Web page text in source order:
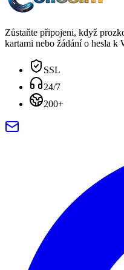
Zůstaňte připojeni, když
kartami nebo žádání o hesla k
SSL
24/7
200+